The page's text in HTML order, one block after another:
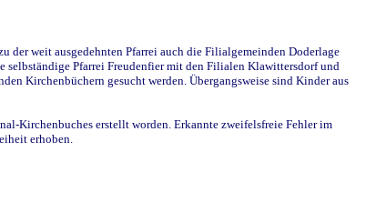
der weit ausgedehnten Pfarrei auch die Filialgemeinden Doderlage
Pfarrei Freudenfier mit den Filialen Klawittersdorf und
Kirchenbüchern gesucht werden. Übergangsweise sind Kinder aus
Kirchenbuches erstellt worden. Erkannte zweifelsfreie Fehler im
erhoben.